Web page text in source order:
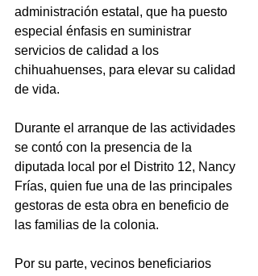
administración estatal, que ha puesto
especial énfasis en suministrar
servicios de calidad a los
chihuahuenses, para elevar su calidad
de vida.
Durante el arranque de las actividades
se contó con la presencia de la
diputada local por el Distrito 12, Nancy
Frías, quien fue una de las principales
gestoras de esta obra en beneficio de
las familias de la colonia.
Por su parte, vecinos beneficiarios